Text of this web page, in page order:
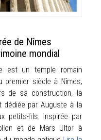
de Nîmes
mondial
est un temple romain
premier siècle à Nîmes,
de sa construction, la
dédiée par Auguste à la
petits-fils. Inspirée par
et de Mars Ultor à